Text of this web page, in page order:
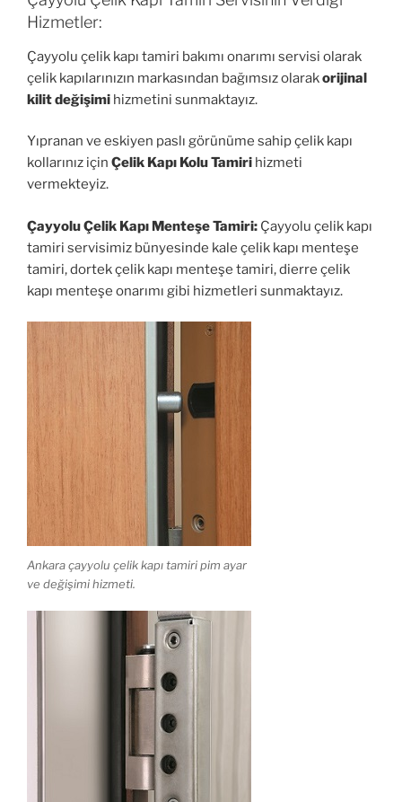
Hizmetler:
Çayyolu çelik kapı tamiri bakımı onarımı servisi olarak
çelik kapılarınızın markasından bağımsız olarakorijinal
kilit değişimi hizmetini sunmaktayız.
Yıpranan ve eskiyen paslı görünüme sahip çelik kapı
kollarınız için Çelik Kapı Kolu Tamiri hizmeti
vermekteyiz.
Çayyolu Çelik Kapı Menteşe Tamiri: Çayyolu çelik kapı
tamiri servisimiz bünyesinde kale çelik kapı menteşe
tamiri, dortek çelik kapı menteşe tamiri, dierre çelik
kapı menteşe onarımı gibi hizmetleri sunmaktayız.
Ankara çayyolu çelik kapı tamiri pim ayar
ve değişimi hizmeti.